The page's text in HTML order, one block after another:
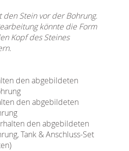
Stein vor der Bohrung.
könnte die Form
Kopf des Steines
den abgebildeten
den abgebildeten
den abgebildeten
Tank & Anschluss-Set